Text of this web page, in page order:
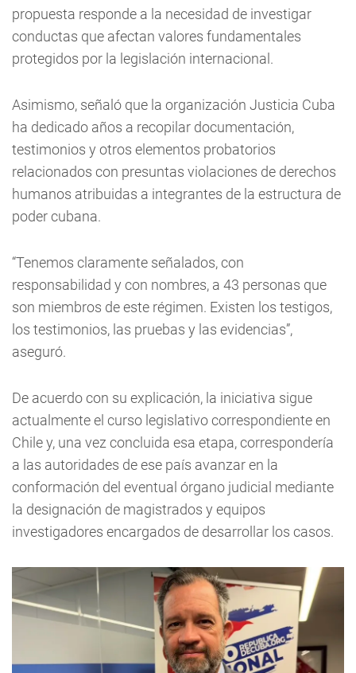
propuesta responde a la necesidad de investigar
conductas que afectan valores fundamentales
protegidos por la legislación internacional.
Asimismo, señaló que la organización Justicia Cuba
ha dedicado años a recopilar documentación,
testimonios y otros elementos probatorios
relacionados con presuntas violaciones de derechos
humanos atribuidas a integrantes de la estructura de
poder cubana.
“Tenemos claramente señalados, con
responsabilidad y con nombres, a 43 personas que
son miembros de este régimen. Existen los testigos,
los testimonios, las pruebas y las evidencias”,
aseguró.
De acuerdo con su explicación, la iniciativa sigue
actualmente el curso legislativo correspondiente en
Chile y, una vez concluida esa etapa, correspondería
a las autoridades de ese país avanzar en la
conformación del eventual órgano judicial mediante
la designación de magistrados y equipos
investigadores encargados de desarrollar los casos.